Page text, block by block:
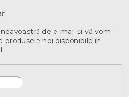
de e-mail şi vă vom
noi disponibile în